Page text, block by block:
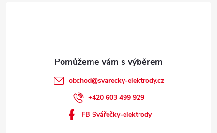
obchod@svarecky-elektrody.cz
+420 603 499 929
FB Svářečky-elektrody